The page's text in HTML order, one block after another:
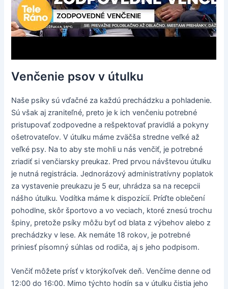
Venčenie psov v útulku
Naše psíky sú vďačné za každú prechádzku a pohladenie.
Sú však aj zraniteľné, preto je k ich venčeniu potrebné
pristupovať zodpovedne a rešpektovať pravidlá a pokyny
ošetrovateľov. V útulku máme zväčša stredne veľké až
veľké psy. Na to aby ste mohli u nás venčiť, je potrebné
zriadiť si venčiarsky preukaz. Pred prvou návštevou útulku
je nutná registrácia. Jednorázový administratívny poplatok
za vystavenie preukazu je 5 eur, uhrádza sa na recepcii
nášho útulku. Vodítka máme k dispozícií. Príďte oblečení
pohodlne, skôr športovo a vo veciach, ktoré znesú trochu
špiny, pretože psíky môžu byť od blata z výbehov alebo z
prechádzky v lese. Ak nemáte 18 rokov, je potrebné
priniesť písomný súhlas od rodiča, aj s jeho podpisom.
Venčiť môžete prísť v ktorýkoľvek deň. Venčíme denne od
12:00 do 16:00. Mimo týchto hodín sa v útulku čistia jeho